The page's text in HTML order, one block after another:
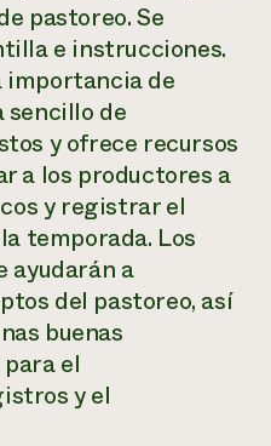
directa de
1-800-346-
pastoreo. Se
e instrucciones.
importancia de
sencillo de
y ofrece recursos
a los productores a
y registrar el
temporada. Los
ayudarán a
del pastoreo, así
buenas
el
y el